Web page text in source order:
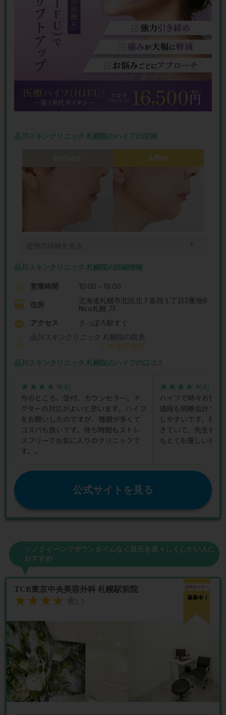
品川スキンクリニック 札幌院のハイフの症例
After
＋
品川スキンクリニック 札幌院の詳細情報
営業時間 10:00～19:00
住所
北海道札幌市北区北７条西１丁目2番地6
Nco札幌 7F
アクセス
さっぽろ駅すぐ
品川スキンクリニック 札幌院の院長
小林 雅郎 医師
品川スキンクリニック 札幌院のハイフの口コミ
★★★★★
★★★★★(4)
今のところ、受付、カウンセラー、ド
クターの対応がよいと思います。ハイフ
をお願いしたのですが、種類が多くて
コスパも良いです。待ち時間もストレ
スフリーでお気に入りのクリニックで
す。。
★★★★★
★★★★★(4)
ハイフで時々お世話
値段も明瞭会計で、
しやすいです。効
きていて、先生も
もとても優しいので
公式サイトを見る
ソノクイーンでダウンタイムなく目元を若々しくしたい人に
おすすめ
TCB東京中央美容外科 札幌駅前院
★★★★★
★★★★★3.7